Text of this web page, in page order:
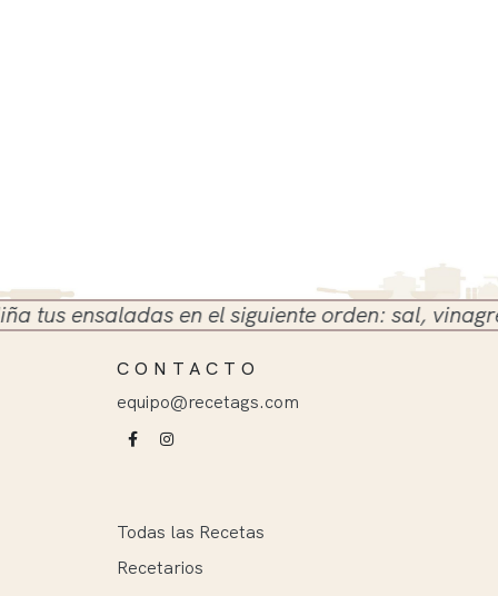
ensaladas en el siguiente orden: sal, vinagre y
CONTACTO
equipo@recetags.com
Todas las Recetas
Recetarios